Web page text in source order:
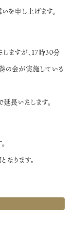
を申し上げます。
ますが、17時30分
の会が実施している
長いたします。
ります。